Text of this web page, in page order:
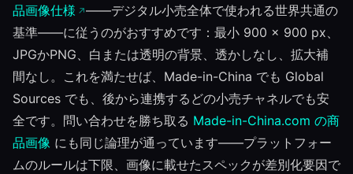
品画像仕様
——デジタル小売全体で使われる世界共通の
基準——に従うのがおすすめです：最小 900 × 900 px、
JPGかPNG、白または透明の背景、透かしなし、拡大補
間なし。これを満たせば、Made-in-China でも Global
Sources でも、後から連携するどの小売チャネルでも安
全です。問い合わせを勝ち取る Made-in-China.com の商
品画像 にも同じ論理が通っています——プラットフォー
ムのルールは下限、画像に載せたスペックが差別化要因で